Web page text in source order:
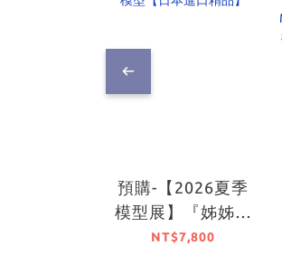
預購-【2026夏季
模型展】『姊姊』
千夜 1/6比例模型
NT$7,800